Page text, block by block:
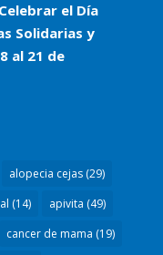
el Día
Solidarias y
al 21 de
alopecia cejas(29)
(14) apivita (49)
cancer de mama (19)